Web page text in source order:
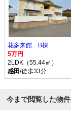
花多来館 B棟
5万円
2LDK（55.44㎡）
感田/徒歩33分
今まで閲覧した物件